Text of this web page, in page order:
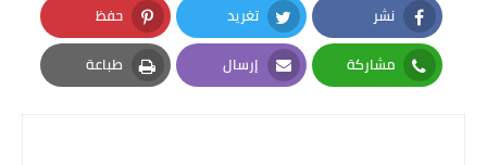
نشر
Facebook
تغريد
Twitter
حفظ
Pinterest
مشاركة
Whatsapp
إرسال
Email
طباعة
Print